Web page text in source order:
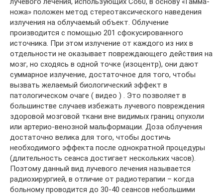
ножа» положен метод стереотаксического наведения
излучения на облучаемый объект. Облучение
производится с помощью 201 сфокусированного
источника. При этом излучение от каждого из них в
отдельности не оказывает повреждающего действия на
мозг, но сходясь в одной точке (изоцентр), они дают
суммарное излучение, достаточное для того, чтобы
вызвать желаемый биологический эффект в
патологическом очаге ( видео ) . Это позволяет в
большинстве случаев избежать лучевого повреждения
здоровой мозговой ткани вне видимых границ опухоли
или артерио-венозной мальформации. Доза облучения
достаточно велика для того, чтобы достичь
необходимого эффекта после однократной процедуры
(длительность сеанса достигает нескольких часов).
Поэтому данный вид лучевого лечения называется
радиохирургией, в отличие от радиотерапии – когда
больному проводится до 30-40 сеансов небольшими